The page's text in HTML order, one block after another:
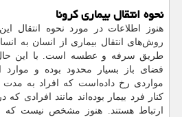
نحوه انتقال بیماری کرونا
هنوز اطلاعات در مورد نحوه انتقال
روش‌های انتقال بیماری از انسان به
طریق سرفه و عطسه است. با این حال
فضای باز بسیار محدود بوده و موارد
مواردی رخ داده‌است که افراد به
کنار فرد بیمار بوده‌اند مانند افرادی که
ارتباط هستند. هنوز مشخص نیست که